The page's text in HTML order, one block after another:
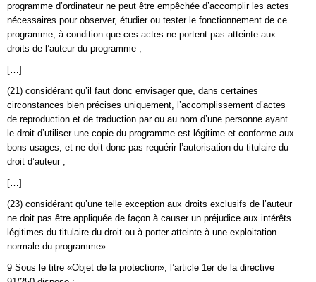
programme d’ordinateur ne peut être empêchée d’accomplir les actes
nécessaires pour observer, étudier ou tester le fonctionnement de ce
programme, à condition que ces actes ne portent pas atteinte aux
droits de l’auteur du programme ;
[…]
(21) considérant qu’il faut donc envisager que, dans certaines
circonstances bien précises uniquement, l’accomplissement d’actes
de reproduction et de traduction par ou au nom d’une personne ayant
le droit d’utiliser une copie du programme est légitime et conforme aux
bons usages, et ne doit donc pas requérir l’autorisation du titulaire du
droit d’auteur ;
[…]
(23) considérant qu’une telle exception aux droits exclusifs de l’auteur
ne doit pas être appliquée de façon à causer un préjudice aux intérêts
légitimes du titulaire du droit ou à porter atteinte à une exploitation
normale du programme».
9 Sous le titre «Objet de la protection», l’article 1er de la directive